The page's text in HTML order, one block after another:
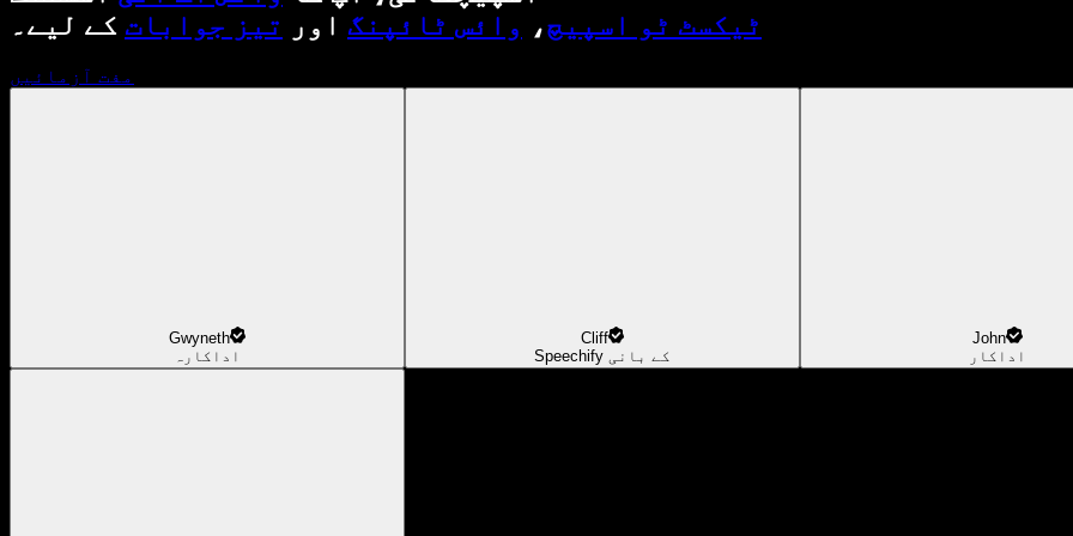
ٹیکسٹ ٹو اسپیچ، وائس ٹائپنگ اور تیز جوابات کے لیے۔
مفت آزمائیں
Gwyneth
اداکارہ
Cliff
Speechify کے بانی
John
اداکار